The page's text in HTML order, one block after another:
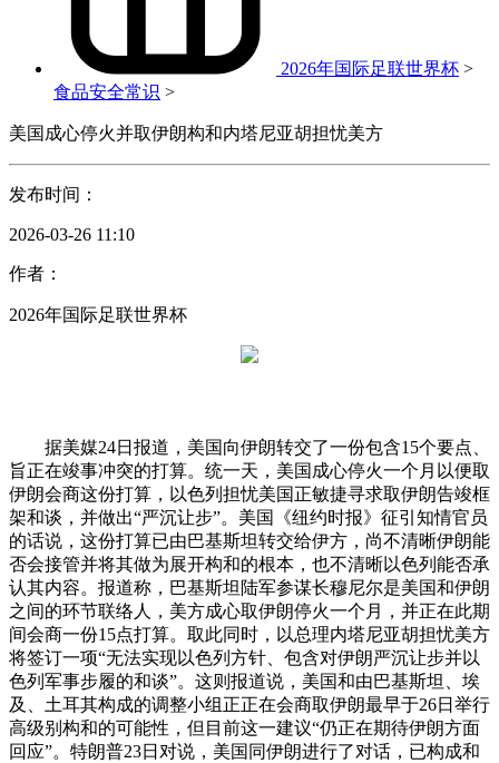
2026年国际足联世界杯 >
食品安全常识 >
美国成心停火并取伊朗构和内塔尼亚胡担忧美方
发布时间：
2026-03-26 11:10
作者：
2026年国际足联世界杯
据美媒24日报道，美国向伊朗转交了一份包含15个要点、
旨正在竣事冲突的打算。统一天，美国成心停火一个月以便取
伊朗会商这份打算，以色列担忧美国正敏捷寻求取伊朗告竣框
架和谈，并做出“严沉让步”。美国《纽约时报》征引知情官员
的话说，这份打算已由巴基斯坦转交给伊方，尚不清晰伊朗能
否会接管并将其做为展开构和的根本，也不清晰以色列能否承
认其内容。报道称，巴基斯坦陆军参谋长穆尼尔是美国和伊朗
之间的环节联络人，美方成心取伊朗停火一个月，并正在此期
间会商一份15点打算。取此同时，以总理内塔尼亚胡担忧美方
将签订一项“无法实现以色列方针、包含对伊朗严沉让步并以
色列军事步履的和谈”。这则报道说，美国和由巴基斯坦、埃
及、土耳其构成的调整小组正正在会商取伊朗最早于26日举行
高级别构和的可能性，但目前这一建议“仍正在期待伊朗方面
回应”。特朗普23日对说，美国同伊朗进行了对话，已构成和